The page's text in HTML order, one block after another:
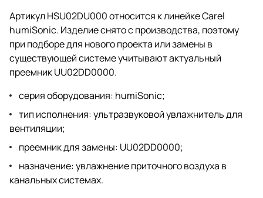
Артикул HSU02DU000 относится к линейке Carel
humiSonic. Изделие снято с производства, поэтому
при подборе для нового проекта или замены в
существующей системе учитывают актуальный
преемник UU02DD0000.
серия оборудования: humiSonic;
тип исполнения: ультразвуковой увлажнитель для
вентиляции;
преемник для замены: UU02DD0000;
назначение: увлажнение приточного воздуха в
канальных системах.